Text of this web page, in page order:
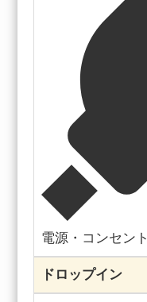
電源・コンセント
ドロップイン